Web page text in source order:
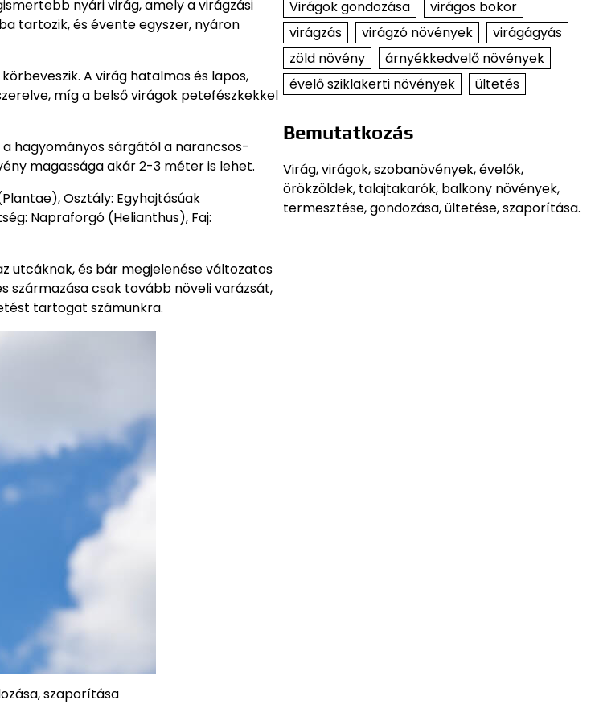
nyári virág, amely a virágzási
tartozik, és évente egyszer, nyáron
A virág hatalmas és lapos,
míg a belső virágok petefészkekkel
hagyományos sárgától a narancsos-
magassága akár 2-3 méter is lehet.
Osztály: Egyhajtásúak
Napraforgó (Helianthus), Faj:
utcáknak, és bár megjelenése változatos
származása csak tovább növeli varázsát,
tartogat számunkra.
szaporítása
Virágok gondozása
virágos bokor
virágzás
virágzó növények
virágágyás
zöld növény
árnyékkedvelő növények
évelő sziklakerti növények
ültetés
Bemutatkozás
Virág, virágok, szobanövények, évelők,
örökzöldek, talajtakarók, balkony növények,
termesztése, gondozása, ültetése, szaporítása.